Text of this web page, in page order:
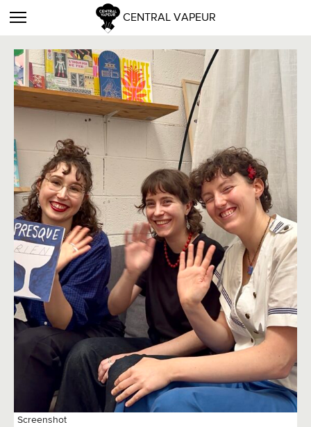
CENTRAL VAPEUR
Screenshot